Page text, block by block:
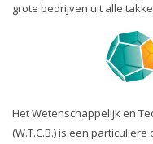
grote bedrijven uit alle
Het Wetenschappelijk en
(W.T.C.B.) is een